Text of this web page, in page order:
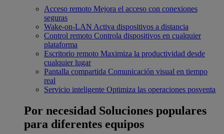
Acceso remoto Mejora el acceso con conexiones
seguras
Wake-on-LAN Activa dispositivos a distancia
Control remoto Controla dispositivos en cualquier
plataforma
Escritorio remoto Maximiza la productividad desde
cualquier lugar
Pantalla compartida Comunicación visual en tiempo
real
Servicio inteligente Optimiza las operaciones posventa
Por necesidad Soluciones populares
para diferentes equipos